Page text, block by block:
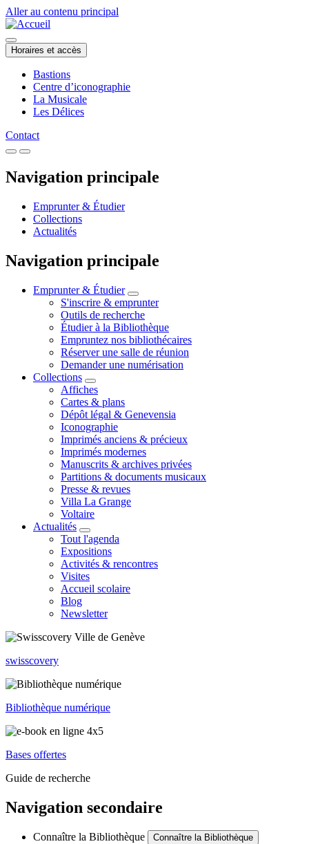
Aller au contenu principal
Horaires et accès
Bastions
Centre d’iconographie
La Musicale
Les Délices
Contact
Navigation principale
Emprunter & Étudier
Collections
Actualités
Navigation principale
Emprunter & Étudier
S'inscrire & emprunter
Outils de recherche
Étudier à la Bibliothèque
Empruntez nos bibliothécaires
Réserver une salle de réunion
Demander une numérisation
Collections
Affiches
Cartes & plans
Dépôt légal & Genevensia
Iconographie
Imprimés anciens & précieux
Imprimés modernes
Manuscrits & archives privées
Partitions & documents musicaux
Presse & revues
Villa La Grange
Voltaire
Actualités
Tout l'agenda
Expositions
Activités & rencontres
Visites
Accueil scolaire
Blog
Newsletter
swisscovery
Bibliothèque numérique
Bases offertes
Guide de recherche
Navigation secondaire
Connaître la Bibliothèque Connaître la Bibliothèque